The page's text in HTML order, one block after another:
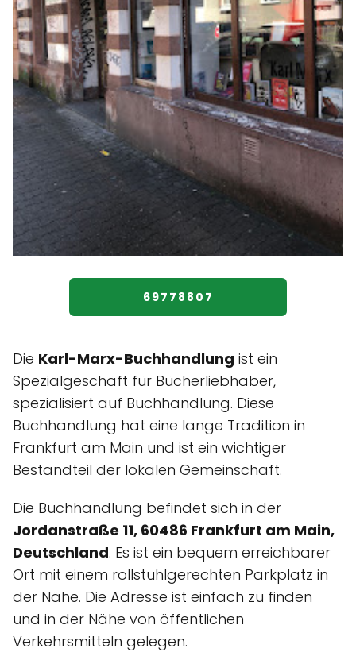
69778807
Die Karl-Marx-Buchhandlung ist ein
Spezialgeschäft für Bücherliebhaber,
spezialisiert auf Buchhandlung. Diese
Buchhandlung hat eine lange Tradition in
Frankfurt am Main und ist ein wichtiger
Bestandteil der lokalen Gemeinschaft.
Die Buchhandlung befindet sich in der
Jordanstraße 11, 60486 Frankfurt am Main,
Deutschland. Es ist ein bequem erreichbarer
Ort mit einem rollstuhlgerechten Parkplatz in
der Nähe. Die Adresse ist einfach zu finden
und in der Nähe von öffentlichen
Verkehrsmitteln gelegen.